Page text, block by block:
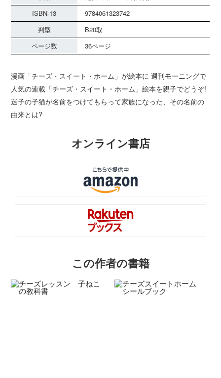
ISBN-13
9784061323742
判型
B20取
ページ数
36ページ
漫画「チーズ・スイート・ホーム」が絵本に 週刊モーニングで
人気の連載「チーズ・スイート・ホーム」絵本を親子でどうぞ!
迷子の子猫が名前をつけてもらって家族になった、その名前の
由来とは?
オンライン書店
この作者の書籍